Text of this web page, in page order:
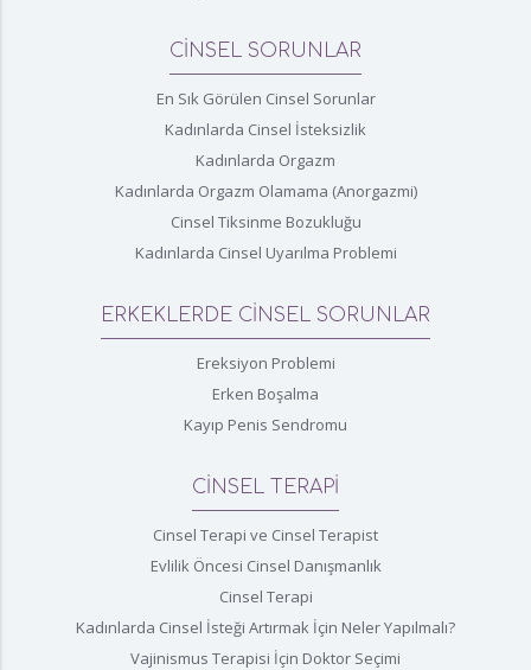
CİNSEL SORUNLAR
En Sık Görülen Cinsel Sorunlar
Kadınlarda Cinsel İsteksizlik
Kadınlarda Orgazm
Kadınlarda Orgazm Olamama (Anorgazmi)
Cinsel Tiksinme Bozukluğu
Kadınlarda Cinsel Uyarılma Problemi
ERKEKLERDE CİNSEL SORUNLAR
Ereksiyon Problemi
Erken Boşalma
Kayıp Penis Sendromu
CİNSEL TERAPİ
Cinsel Terapi ve Cinsel Terapist
Evlilik Öncesi Cinsel Danışmanlık
Cinsel Terapi
Kadınlarda Cinsel İsteği Artırmak İçin Neler Yapılmalı?
Vajinismus Terapisi İçin Doktor Seçimi